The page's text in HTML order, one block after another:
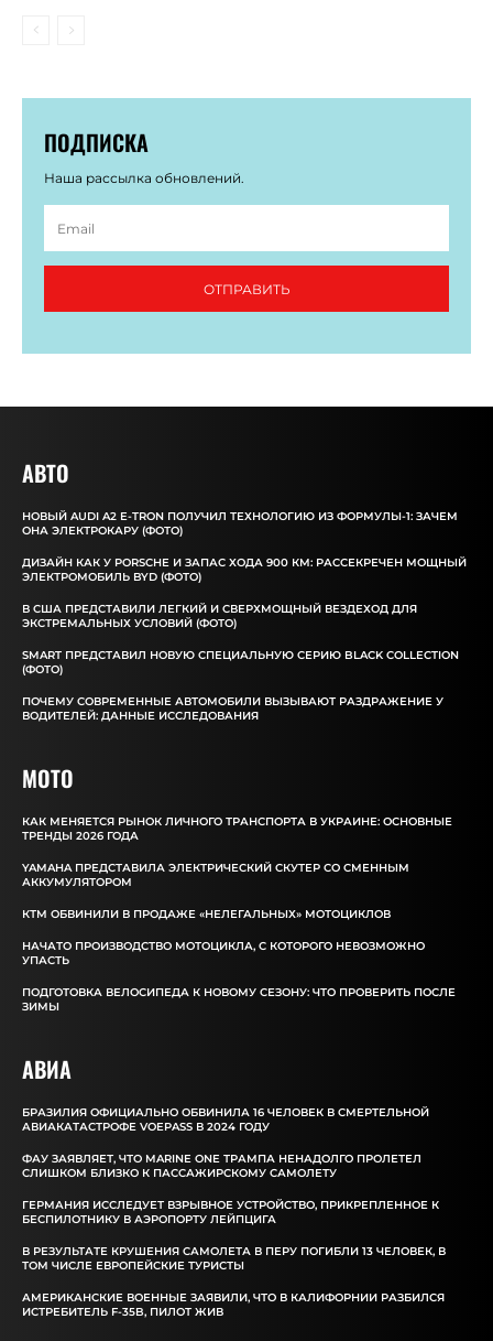
ПОДПИСКА
Наша рассылка обновлений.
ОТПРАВИТЬ
АВТО
НОВЫЙ AUDI A2 E-TRON ПОЛУЧИЛ ТЕХНОЛОГИЮ ИЗ ФОРМУЛЫ-1: ЗАЧЕМ
ОНА ЭЛЕКТРОКАРУ (ФОТО)
ДИЗАЙН КАК У PORSCHE И ЗАПАС ХОДА 900 КМ: РАССЕКРЕЧЕН МОЩНЫЙ
ЭЛЕКТРОМОБИЛЬ BYD (ФОТО)
В США ПРЕДСТАВИЛИ ЛЕГКИЙ И СВЕРХМОЩНЫЙ ВЕЗДЕХОД ДЛЯ
ЭКСТРЕМАЛЬНЫХ УСЛОВИЙ (ФОТО)
SMART ПРЕДСТАВИЛ НОВУЮ СПЕЦИАЛЬНУЮ СЕРИЮ BLACK COLLECTION
(ФОТО)
ПОЧЕМУ СОВРЕМЕННЫЕ АВТОМОБИЛИ ВЫЗЫВАЮТ РАЗДРАЖЕНИЕ У
ВОДИТЕЛЕЙ: ДАННЫЕ ИССЛЕДОВАНИЯ
MOTO
КАК МЕНЯЕТСЯ РЫНОК ЛИЧНОГО ТРАНСПОРТА В УКРАИНЕ: ОСНОВНЫЕ
ТРЕНДЫ 2026 ГОДА
YAMAHA ПРЕДСТАВИЛА ЭЛЕКТРИЧЕСКИЙ СКУТЕР СО СМЕННЫМ
АККУМУЛЯТОРОМ
КТМ ОБВИНИЛИ В ПРОДАЖЕ «НЕЛЕГАЛЬНЫХ» МОТОЦИКЛОВ
НАЧАТО ПРОИЗВОДСТВО МОТОЦИКЛА, С КОТОРОГО НЕВОЗМОЖНО
УПАСТЬ
ПОДГОТОВКА ВЕЛОСИПЕДА К НОВОМУ СЕЗОНУ: ЧТО ПРОВЕРИТЬ ПОСЛЕ
ЗИМЫ
АВИА
БРАЗИЛИЯ ОФИЦИАЛЬНО ОБВИНИЛА 16 ЧЕЛОВЕК В СМЕРТЕЛЬНОЙ
АВИАКАТАСТРОФЕ VOEPASS В 2024 ГОДУ
ФАУ ЗАЯВЛЯЕТ, ЧТО MARINE ONE ТРАМПА НЕНАДОЛГО ПРОЛЕТЕЛ
СЛИШКОМ БЛИЗКО К ПАССАЖИРСКОМУ САМОЛЕТУ
ГЕРМАНИЯ ИССЛЕДУЕТ ВЗРЫВНОЕ УСТРОЙСТВО, ПРИКРЕПЛЕННОЕ К
БЕСПИЛОТНИКУ В АЭРОПОРТУ ЛЕЙПЦИГА
В РЕЗУЛЬТАТЕ КРУШЕНИЯ САМОЛЕТА В ПЕРУ ПОГИБЛИ 13 ЧЕЛОВЕК, В
ТОМ ЧИСЛЕ ЕВРОПЕЙСКИЕ ТУРИСТЫ
АМЕРИКАНСКИЕ ВОЕННЫЕ ЗАЯВИЛИ, ЧТО В КАЛИФОРНИИ РАЗБИЛСЯ
ИСТРЕБИТЕЛЬ F-35B, ПИЛОТ ЖИВ